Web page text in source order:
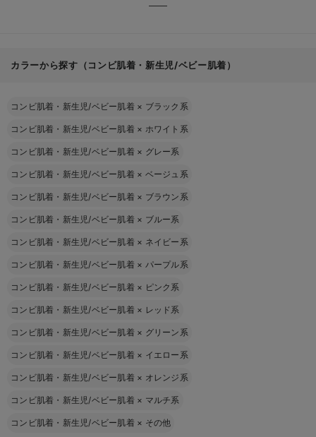
カラーから探す（コンビ肌着・新生児/ベビー肌着）
コンビ肌着・新生児/ベビー肌着 × ブラック系
コンビ肌着・新生児/ベビー肌着 × ホワイト系
コンビ肌着・新生児/ベビー肌着 × グレー系
コンビ肌着・新生児/ベビー肌着 × ベージュ系
コンビ肌着・新生児/ベビー肌着 × ブラウン系
コンビ肌着・新生児/ベビー肌着 × ブルー系
コンビ肌着・新生児/ベビー肌着 × ネイビー系
コンビ肌着・新生児/ベビー肌着 × パープル系
コンビ肌着・新生児/ベビー肌着 × ピンク系
コンビ肌着・新生児/ベビー肌着 × レッド系
コンビ肌着・新生児/ベビー肌着 × グリーン系
コンビ肌着・新生児/ベビー肌着 × イエロー系
コンビ肌着・新生児/ベビー肌着 × オレンジ系
コンビ肌着・新生児/ベビー肌着 × マルチ系
コンビ肌着・新生児/ベビー肌着 × その他